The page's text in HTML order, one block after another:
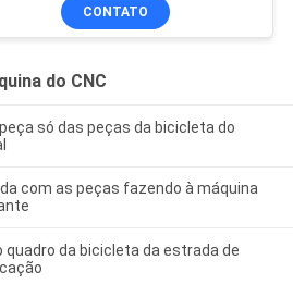
CONTATO
do CNC
só das peças da bicicleta do
com as peças fazendo à máquina
da bicicleta da estrada de